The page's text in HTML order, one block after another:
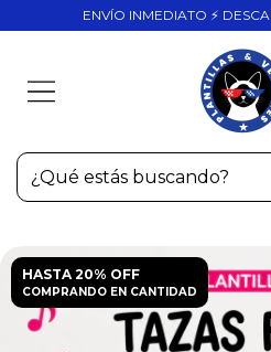
ENVÍO INMEDIATO ⚡
HASTA 20% OFF
COMPRANDO EN CANTIDAD